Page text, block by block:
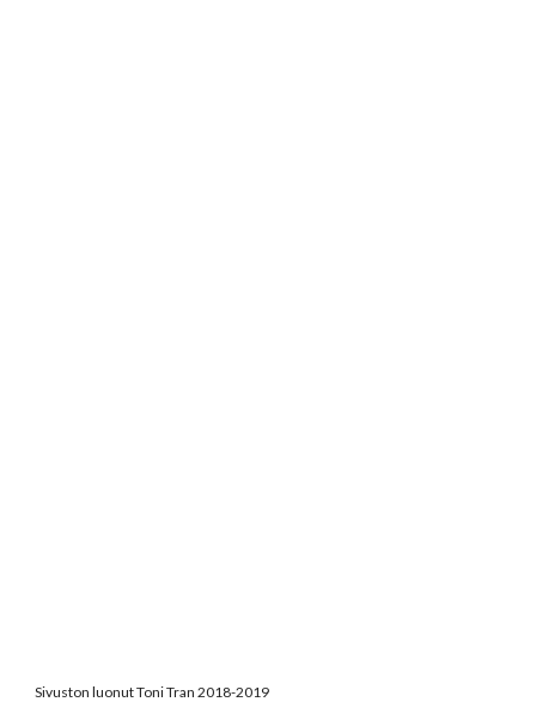
Sivuston luonut Toni Tran 2018-2019